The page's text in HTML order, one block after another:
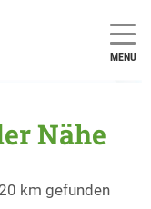
MENU
Nähe
km gefunden